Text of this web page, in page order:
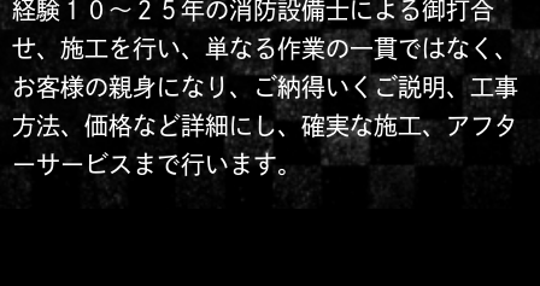
経験１０～２５年の消防設備士による御打合
せ、施工を行い、単なる作業の一貫ではなく、
お客様の親身になり、ご納得いくご説明、工事
方法、価格など詳細にし、確実な施工、アフタ
ーサービスまで行います。